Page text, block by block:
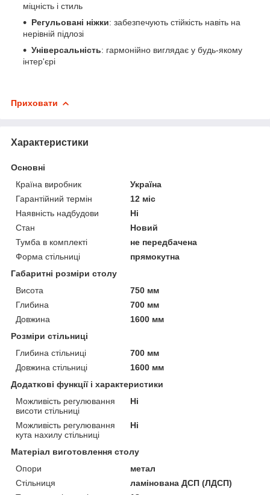
міцність і стиль
Регульовані ніжки: забезпечують стійкість навіть на
нерівній підлозі
Універсальність: гармонійно виглядає у будь-якому
інтер'єрі
Приховати
Характеристики
Основні
Країна виробник
Україна
Гарантійний термін
12 міс
Наявність надбудови
Ні
Стан
Новий
Тумба в комплекті
не передбачена
Форма стільниці
прямокутна
Габаритні розміри столу
Висота
750 мм
Глибина
700 мм
Довжина
1600 мм
Розміри стільниці
Глибина стільниці
700 мм
Довжина стільниці
1600 мм
Додаткові функції і характеристики
Можливість регулювання
висоти стільниці
Ні
Можливість регулювання
кута нахилу стільниці
Ні
Матеріал виготовлення столу
Опори
метал
Стільниця
ламінована ДСП (ЛДСП)